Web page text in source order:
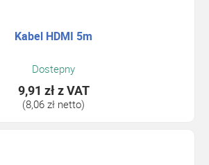
Kabel HDMI 5m
Dostepny
9,91 złz VAT
(8,06 zł netto)